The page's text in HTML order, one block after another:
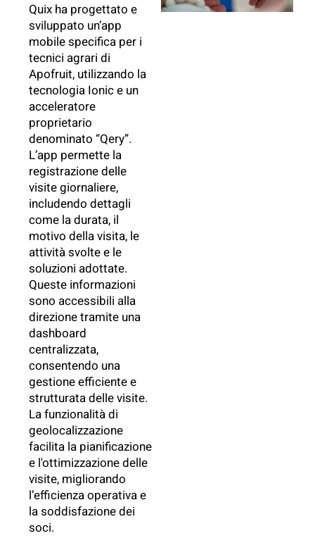
Quix ha progettato e
sviluppato un’app
mobile specifica per i
tecnici agrari di
Apofruit, utilizzando la
tecnologia Ionic e un
acceleratore
proprietario
denominato “Qery”.
L’app permette la
registrazione delle
visite giornaliere,
includendo dettagli
come la durata, il
motivo della visita, le
attività svolte e le
soluzioni adottate.
Queste informazioni
sono accessibili alla
direzione tramite una
dashboard
centralizzata,
consentendo una
gestione efficiente e
strutturata delle visite.
La funzionalità di
geolocalizzazione
facilita la pianificazione
e l'ottimizzazione delle
visite, migliorando
l’efficienza operativa e
la soddisfazione dei
soci.